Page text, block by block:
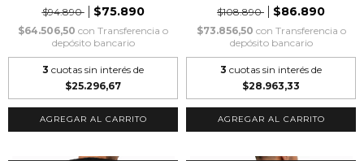
$94.890
$75.890
$64.506,50 con Transferencia o
depósito bancario
3 cuotas sin interés de
$25.296,67
AGREGAR AL CARRITO
$108.890
$86.890
$73.856,50 con Transferencia o
depósito bancario
3 cuotas sin interés de
$28.963,33
AGREGAR AL CARRITO